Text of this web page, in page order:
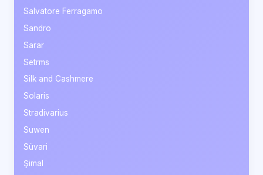
Salvatore Ferragamo
Sandro
Sarar
Setrms
Silk and Cashmere
Solaris
Stradivarius
Suwen
Süvari
Şimal